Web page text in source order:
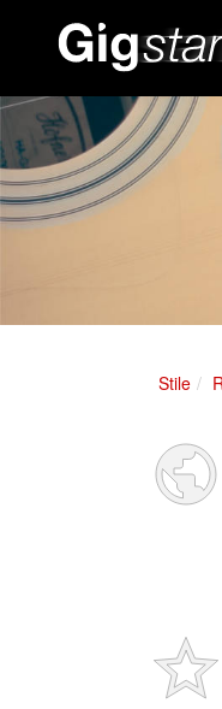
Stile